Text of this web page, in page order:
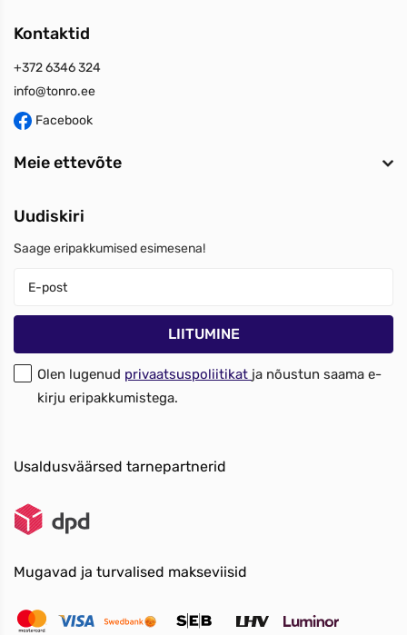
Kontaktid
+372 6346 324
info@tonro.ee
Facebook
Meie ettevõte
Uudiskiri
Saage eripakkumised esimesena!
Olen lugenud privaatsuspoliitikat ja nõustun saama e-
kirju eripakkumistega.
Usaldusväärsed tarnepartnerid
Mugavad ja turvalised makseviisid